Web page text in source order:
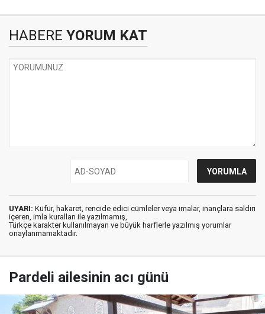
HABERE YORUM KAT
UYARI: Küfür, hakaret, rencide edici cümleler veya imalar, inançlara saldırı
içeren, imla kuralları ile yazılmamış,
Türkçe karakter kullanılmayan ve büyük harflerle yazılmış yorumlar
onaylanmamaktadır.
Pardeli ailesinin acı günü